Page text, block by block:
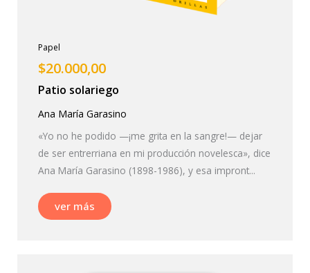
Papel
$20.000,00
Patio solariego
Ana María Garasino
«Yo no he podido —¡me grita en la sangre!— dejar
de ser entrerriana en mi producción novelesca», dice
Ana María Garasino (1898-1986), y esa impront...
ver más